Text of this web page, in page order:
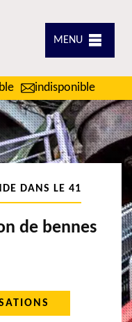
MENU
indisponible
DANS LE 41
de bennes